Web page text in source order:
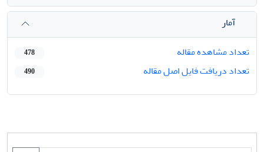
آمار
تعداد مشاهده مقاله
478
تعداد دریافت فایل اصل مقاله 490